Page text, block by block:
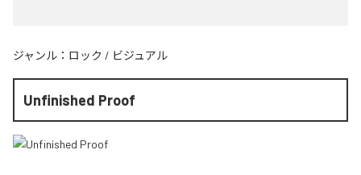
ジャンル： ロック / ビジュアル
Unfinished Proof